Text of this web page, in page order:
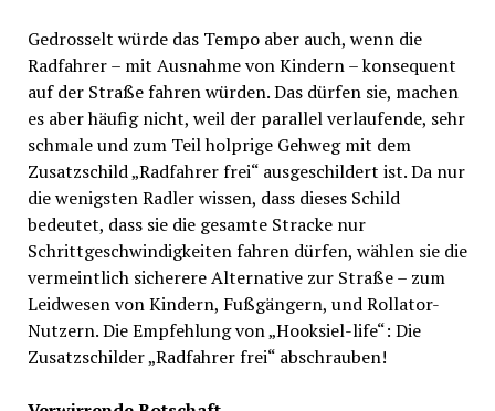
Gedrosselt würde das Tempo aber auch, wenn die
Radfahrer – mit Ausnahme von Kindern – konsequent
auf der Straße fahren würden. Das dürfen sie, machen
es aber häufig nicht, weil der parallel verlaufende, sehr
schmale und zum Teil holprige Gehweg mit dem
Zusatzschild „Radfahrer frei“ ausgeschildert ist. Da nur
die wenigsten Radler wissen, dass dieses Schild
bedeutet, dass sie die gesamte Stracke nur
Schrittgeschwindigkeiten fahren dürfen, wählen sie die
vermeintlich sicherere Alternative zur Straße – zum
Leidwesen von Kindern, Fußgängern, und Rollator-
Nutzern. Die Empfehlung von „Hooksiel-life“: Die
Zusatzschilder „Radfahrer frei“ abschrauben!